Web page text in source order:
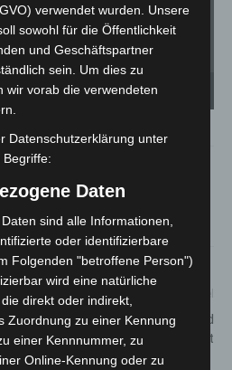
Katja Marnetté und Arvid Possekel. - Quelle:
Stromausfall nach Trafobrand
im Kinderkrankenhaus Bult
verwendet wurden. Unsere
sowohl für die Öffentlichkeit
und Geschäftspartner
sein. Um dies zu
wir vorab die verwendeten
Datenschutzerklärung unter
Daten
sind alle Informationen,
oder identifizierbare
Folgenden "betroffene Person")
wird eine natürliche
direkt oder indirekt,
Zuordnung zu einer Kennung
einer Kennnummer, zu
Online-Kennung oder zu